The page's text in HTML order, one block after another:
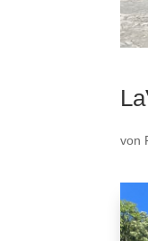
von